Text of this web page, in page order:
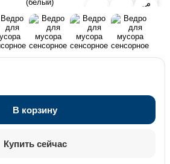
В корзину
Купить сейчас